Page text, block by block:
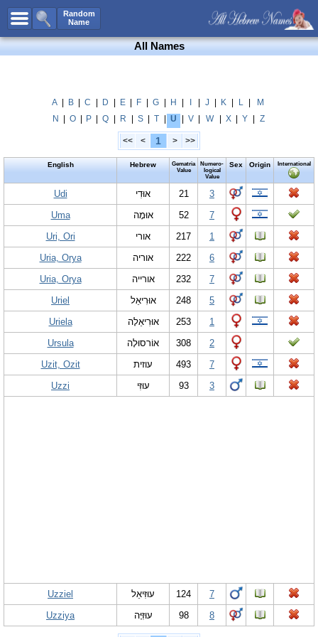
Random
Name
All Names
Boy Names
Unisex Names
Popular Names
Celebs B. Days
Numerology
Add Name
Contact Us
Facebook
All Names
A B C D E F G H J K L
M
N
O P Q R S T U V W X Y Z
<< < 1 > >>
English Hebrew
Gematria
Value
Numero-
logical
Value
Sex Origin International
Udi אוּדִי 21
3
Uma
אוּמָה 52
7
Uri, Ori
אורי 217
1
Uria, Orya
אוריה 222
6
Uria, Orya
אורייה 232
7
Uriel
אוּרִיאֵל 248
5
Uriela
אוּרִיאֵלָה 253
1
Ursula
אוֹרסוּלָה 308
2
Uzit, Ozit
עוזית 493
7
Uzzi
עוּזִּי 93 3
Uzziel עוּזִּיאֵל 124
7
Uzziya
עוּזִּיָּה 98 8